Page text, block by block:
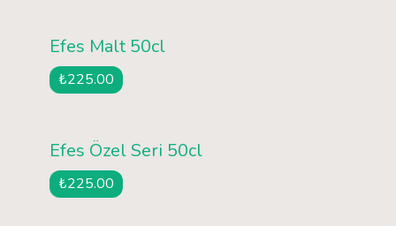
Efes Malt 50cl
₺225.00
Efes Özel Seri 50cl
₺225.00